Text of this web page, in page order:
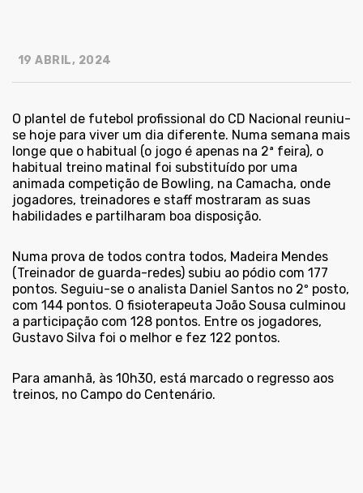
19 ABRIL, 2024
O plantel de futebol profissional do CD Nacional reuniu-
se hoje para viver um dia diferente. Numa semana mais
longe que o habitual (o jogo é apenas na 2ª feira), o
habitual treino matinal foi substituído por uma
animada competição de Bowling, na Camacha, onde
jogadores, treinadores e staff mostraram as suas
habilidades e partilharam boa disposição.
Numa prova de todos contra todos, Madeira Mendes
(Treinador de guarda-redes) subiu ao pódio com 177
pontos. Seguiu-se o analista Daniel Santos no 2º posto,
com 144 pontos. O fisioterapeuta João Sousa culminou
a participação com 128 pontos. Entre os jogadores,
Gustavo Silva foi o melhor e fez 122 pontos.
Para amanhã, às 10h30, está marcado o regresso aos
treinos, no Campo do Centenário.